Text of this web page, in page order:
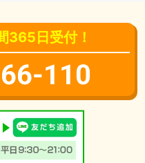
365日受付！
110